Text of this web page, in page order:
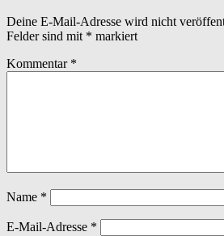
Deine E-Mail-Adresse wird nicht
Felder sind mit * markiert
Kommentar *
Name *
E-Mail-Adresse *